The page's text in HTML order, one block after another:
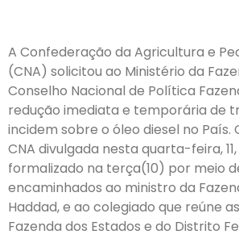
A Confederação da Agricultura e
(CNA) solicitou ao Ministério da
Conselho Nacional de Política
redução imediata e temporária de
incidem sobre o óleo diesel no
CNA divulgada nesta quarta-feira,
formalizado na terça(10) por meio
encaminhados ao ministro da
Haddad, e ao colegiado que reúne
Fazenda dos Estados e do Distrito